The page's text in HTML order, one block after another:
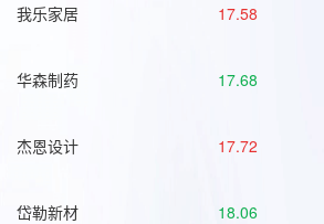
我乐家居 17.58
华森制药 17.68
杰恩设计 17.72
岱勒新材 18.06